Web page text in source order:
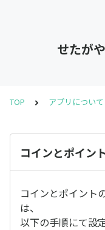
せたが
TOP アプリについて
コインとポイン
コインとポイント
は、
以下の手順にて設